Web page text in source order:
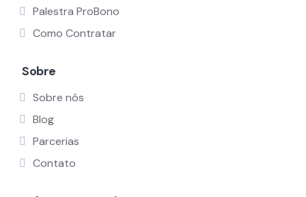
Palestra ProBono
Como Contratar
Sobre
Sobre nós
Blog
Parcerias
Contato